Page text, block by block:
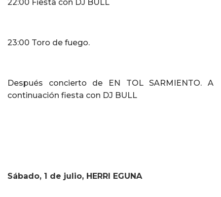
22:00 Fiesta con DJ BULL
23:00 Toro de fuego.
Después concierto de EN TOL SARMIENTO. A
continuación fiesta con DJ BULL
Sábado, 1 de julio, HERRI EGUNA